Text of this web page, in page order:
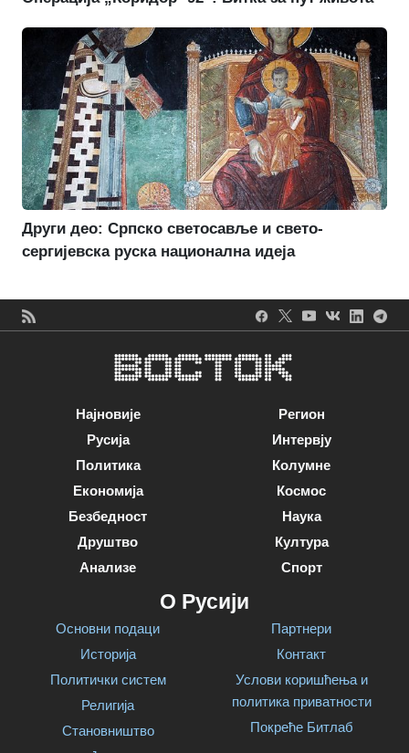
Други део: Српско светосавље и свето-
сергијевска руска национална идеја
Најновије
Русија
Политика
Економија
Безбедност
Друштво
Анализе
Регион
Интервју
Колумне
Космос
Наука
Култура
Спорт
О Русији
Основни подаци
Историја
Политички систем
Религија
Становништво
Партнери
Контакт
Услови коришћења и
политика приватности
Покреће Битлаб